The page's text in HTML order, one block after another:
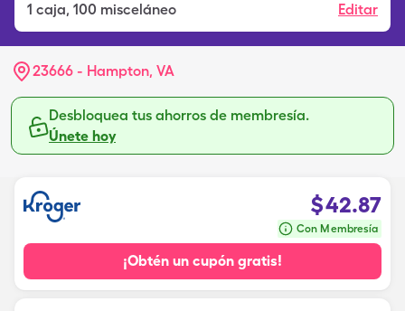
1 caja, 100 misceláneo Editar
23666 - Hampton, VA
Desbloquea tus ahorros de membresía.
Únete hoy
$42.87
Con Membresía
¡Obtén un cupón gratis!